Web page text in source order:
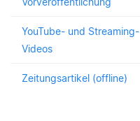
YouTube- und Streaming-
Videos
Zeitungsartikel (offline)